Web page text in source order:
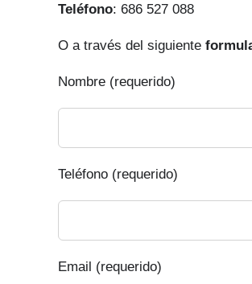
Teléfono: 686 527 088
O a través del siguiente
Nombre (requerido)
Teléfono (requerido)
Email (requerido)